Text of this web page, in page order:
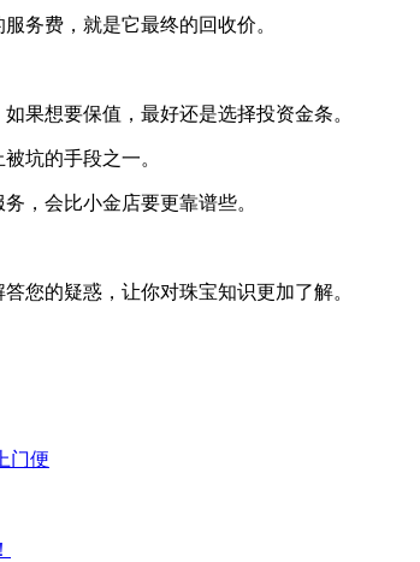
务费，就是它最终的回收价。
果想要保值，最好还是选择投资金条。
坑的手段之一。
，会比小金店要更靠谱些。
您的疑惑，让你对珠宝知识更加了解。
门便